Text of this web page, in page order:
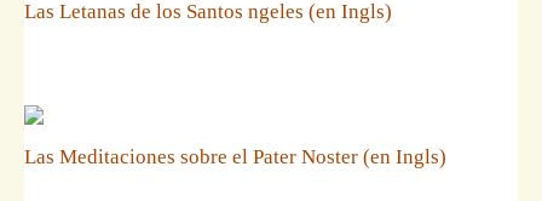
Las Letanas de los Santos ngeles (en Ingls)
Las Meditaciones sobre el Pater Noster (en Ingls)